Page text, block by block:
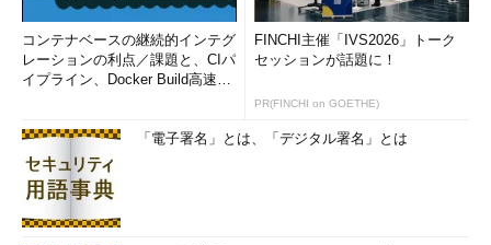
コンテナベースの継続的インテグ
レーションの利点／課題と、CIパ
イプライン、Docker Build高速化
FINCHI主催「IVS2026」トーク
セッションが話題に！
PR(FINCHI on GOETHE)
「電子署名」とは、「デジタル署名」とは